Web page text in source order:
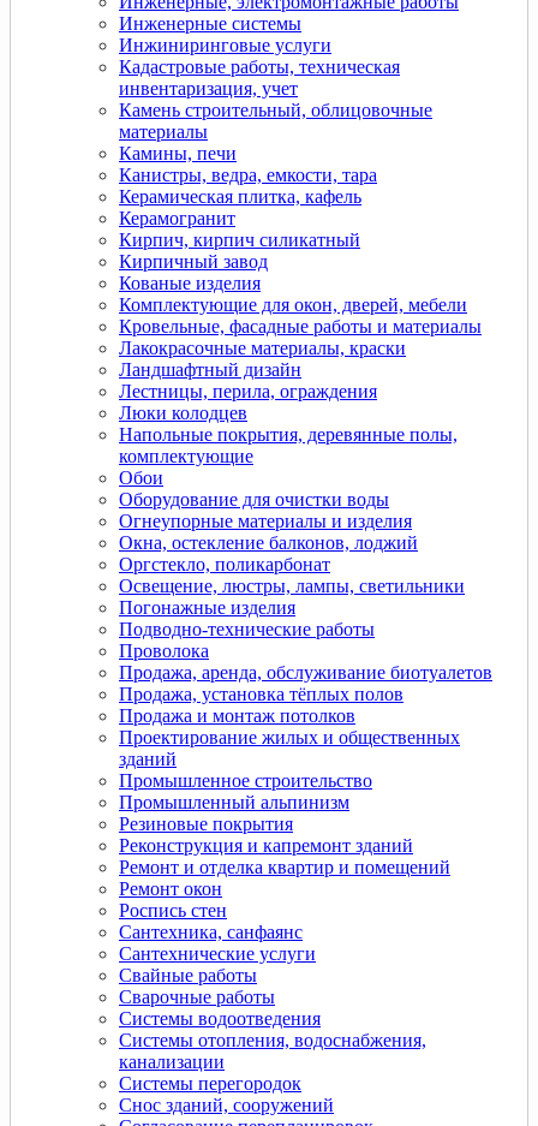
Инженерные системы
Инжиниринговые услуги
Кадастровые работы, техническая
инвентаризация, учет
Камень строительный, облицовочные
материалы
Камины, печи
Канистры, ведра, емкости, тара
Керамическая плитка, кафель
Керамогранит
Кирпич, кирпич силикатный
Кирпичный завод
Кованые изделия
Комплектующие для окон, дверей, мебели
Кровельные, фасадные работы и материалы
Лакокрасочные материалы, краски
Ландшафтный дизайн
Лестницы, перила, ограждения
Люки колодцев
Напольные покрытия, деревянные полы,
комплектующие
Обои
Оборудование для очистки воды
Огнеупорные материалы и изделия
Окна, остекление балконов, лоджий
Оргстекло, поликарбонат
Освещение, люстры, лампы, светильники
Погонажные изделия
Подводно-технические работы
Проволока
Продажа, аренда, обслуживание биотуалетов
Продажа, установка тёплых полов
Продажа и монтаж потолков
Проектирование жилых и общественных
зданий
Промышленное строительство
Промышленный альпинизм
Резиновые покрытия
Реконструкция и капремонт зданий
Ремонт и отделка квартир и помещений
Ремонт окон
Роспись стен
Сантехника, санфаянс
Сантехнические услуги
Свайные работы
Сварочные работы
Системы водоотведения
Системы отопления, водоснабжения,
канализации
Системы перегородок
Снос зданий, сооружений